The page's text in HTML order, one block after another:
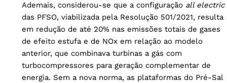
Ademais, considerou-se que a configuração all electric
das PFSO, viabilizada pela Resolução 501/2021, resulta
em redução de até 20% nas emissões totais de gases
de efeito estufa e de NOx em relação ao modelo
anterior, que combinava turbinas a gás com
turbocompressores para geração complementar de
energia. Sem a nova norma, as plataformas do Pré-Sal